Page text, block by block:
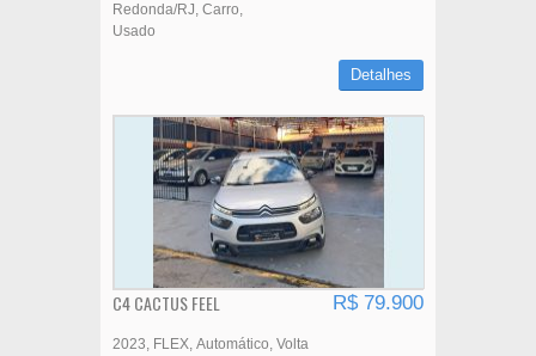
Redonda/RJ Carro
Usado
Detalhes
C4 CACTUS FEEL R$ 79.900
2023 FLEX Automático Volta